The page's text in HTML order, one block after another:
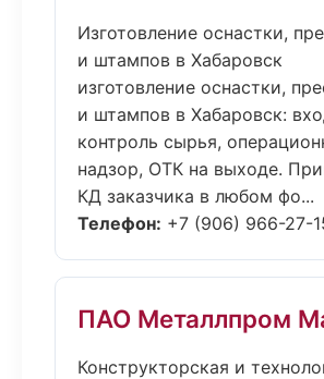
Изготовление оснастки,
и штампов в Хабаровск
изготовление оснастки,
и штампов в Хабаровск:
контроль сырья,
надзор, ОТК на выходе.
КД заказчика в любом фо...
Телефон: +7 (906) 966-27-
ПАО Металлпром
Конструкторская и